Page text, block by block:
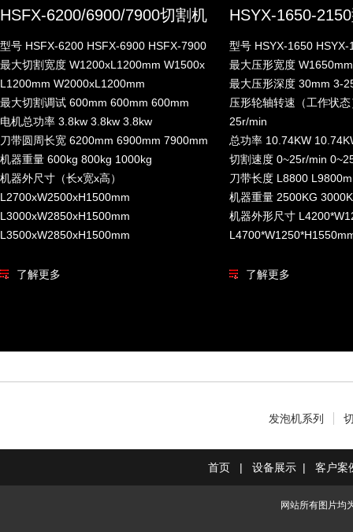
HSFX-6200/6900/7900切割机
型号 HSFX-6200 HSFX-6900 HSFX-7900
最大切割宽度 W1200xL1200mm W1500x
L1200mm W2000xL1200mm
最大切割调试 600mm 600mm 600mm
电机总功率 3.8kw 3.8kw 3.8kw
刀带圆周长宽 6200mm 6900mm 7900mm
机器重量 600kg 800kg 1000kg
机器外尺寸（长x宽x高）
L2700xW2500xH1500mm
L3000xW2850xH1500mm
L3500xW2850xH1500mm
了解更多
HSYX-1650-
型号 HSYX-1650 HSYX-
最大压形宽度
最大压形深度 30mm 3-
压形轮轴转速（工作状
25r/min
总功率 10.74KW
切割速度 0~25r/min
刀带长度 L8800
机器重量 2500KG
机器外形尺寸
了解更多
发泡机系列
首页 | 设备展示 | 客户案
网站所有图片均